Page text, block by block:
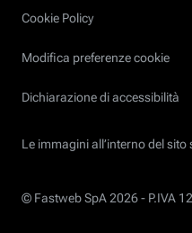
Cookie Policy
Modifica preferenze cookie
Dichiarazione di accessibilità
Le immagini all’interno del
© Fastweb SpA 2026 - P.IVA